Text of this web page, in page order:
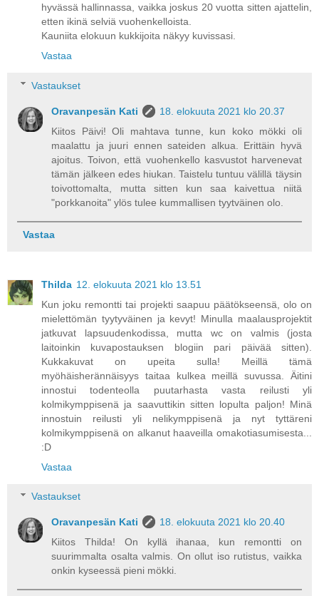
hyvässä hallinnassa, vaikka joskus 20 vuotta sitten ajattelin,
etten ikinä selviä vuohenkelloista.
Kauniita elokuun kukkijoita näkyy kuvissasi.
Vastaa
Vastaukset
Oravanpesän Kati
18. elokuuta 2021 klo 20.37
Kiitos Päivi! Oli mahtava tunne, kun koko mökki oli
maalattu ja juuri ennen sateiden alkua. Erittäin hyvä
ajoitus. Toivon, että vuohenkello kasvustot harvenevat
tämän jälkeen edes hiukan. Taistelu tuntuu välillä täysin
toivottomalta, mutta sitten kun saa kaivettua niitä
"porkkanoita" ylös tulee kummallisen tyytväinen olo.
Vastaa
Thilda 12. elokuuta 2021 klo 13.51
Kun joku remontti tai projekti saapuu päätökseensä, olo on
mielettömän tyytyväinen ja kevyt! Minulla maalausprojektit
jatkuvat lapsuudenkodissa, mutta wc on valmis (josta
laitoinkin kuvapostauksen blogiin pari päivää sitten).
Kukkakuvat on upeita sulla! Meillä tämä
myöhäisherännäisyys taitaa kulkea meillä suvussa. Äitini
innostui todenteolla puutarhasta vasta reilusti yli
kolmikymppisenä ja saavuttikin sitten lopulta paljon! Minä
innostuin reilusti yli nelikymppisenä ja nyt tyttäreni
kolmikymppisenä on alkanut haaveilla omakotiasumisesta...
:D
Vastaa
Vastaukset
Oravanpesän Kati
18. elokuuta 2021 klo 20.40
Kiitos Thilda! On kyllä ihanaa, kun remontti on
suurimmalta osalta valmis. On ollut iso rutistus, vaikka
onkin kyseessä pieni mökki.